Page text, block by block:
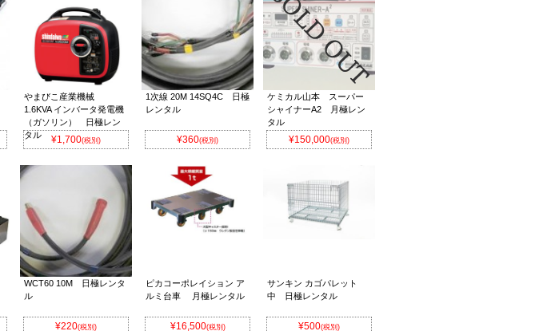
やまびこ産業機械
1.6KVA インバータ発電機
（ガソリン） 日極レン
タル
¥1,700(税別)
1次線 20M 14SQ4C 日極
レンタル
¥360(税別)
ケミカル山本 スーパー
シャイナーA2 月極レン
タル
¥150,000(税別)
WCT60 10M 日極レンタ
ル
¥220(税別)
ピカコーポレイション ア
ルミ台車 月極レンタル
¥16,500(税別)
サンキン カゴパレット
中 日極レンタル
¥500(税別)